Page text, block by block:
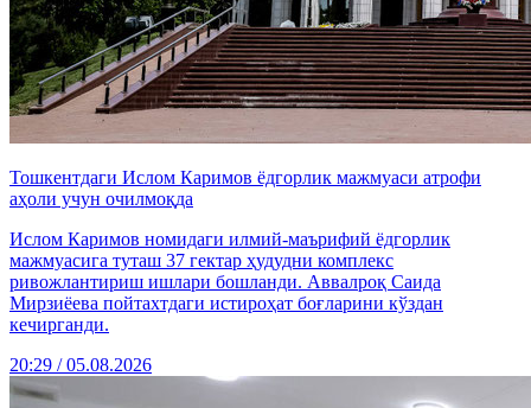
Тошкентдаги Ислом Каримов ёдгорлик мажмуаси атрофи
аҳоли учун очилмоқда
Ислом Каримов номидаги илмий-маърифий ёдгорлик
мажмуасига туташ 37 гектар ҳудудни комплекс
ривожлантириш ишлари бошланди. Аввалроқ Саида
Мирзиёева пойтахтдаги истироҳат боғларини кўздан
кечирганди.
20:29 / 05.08.2026